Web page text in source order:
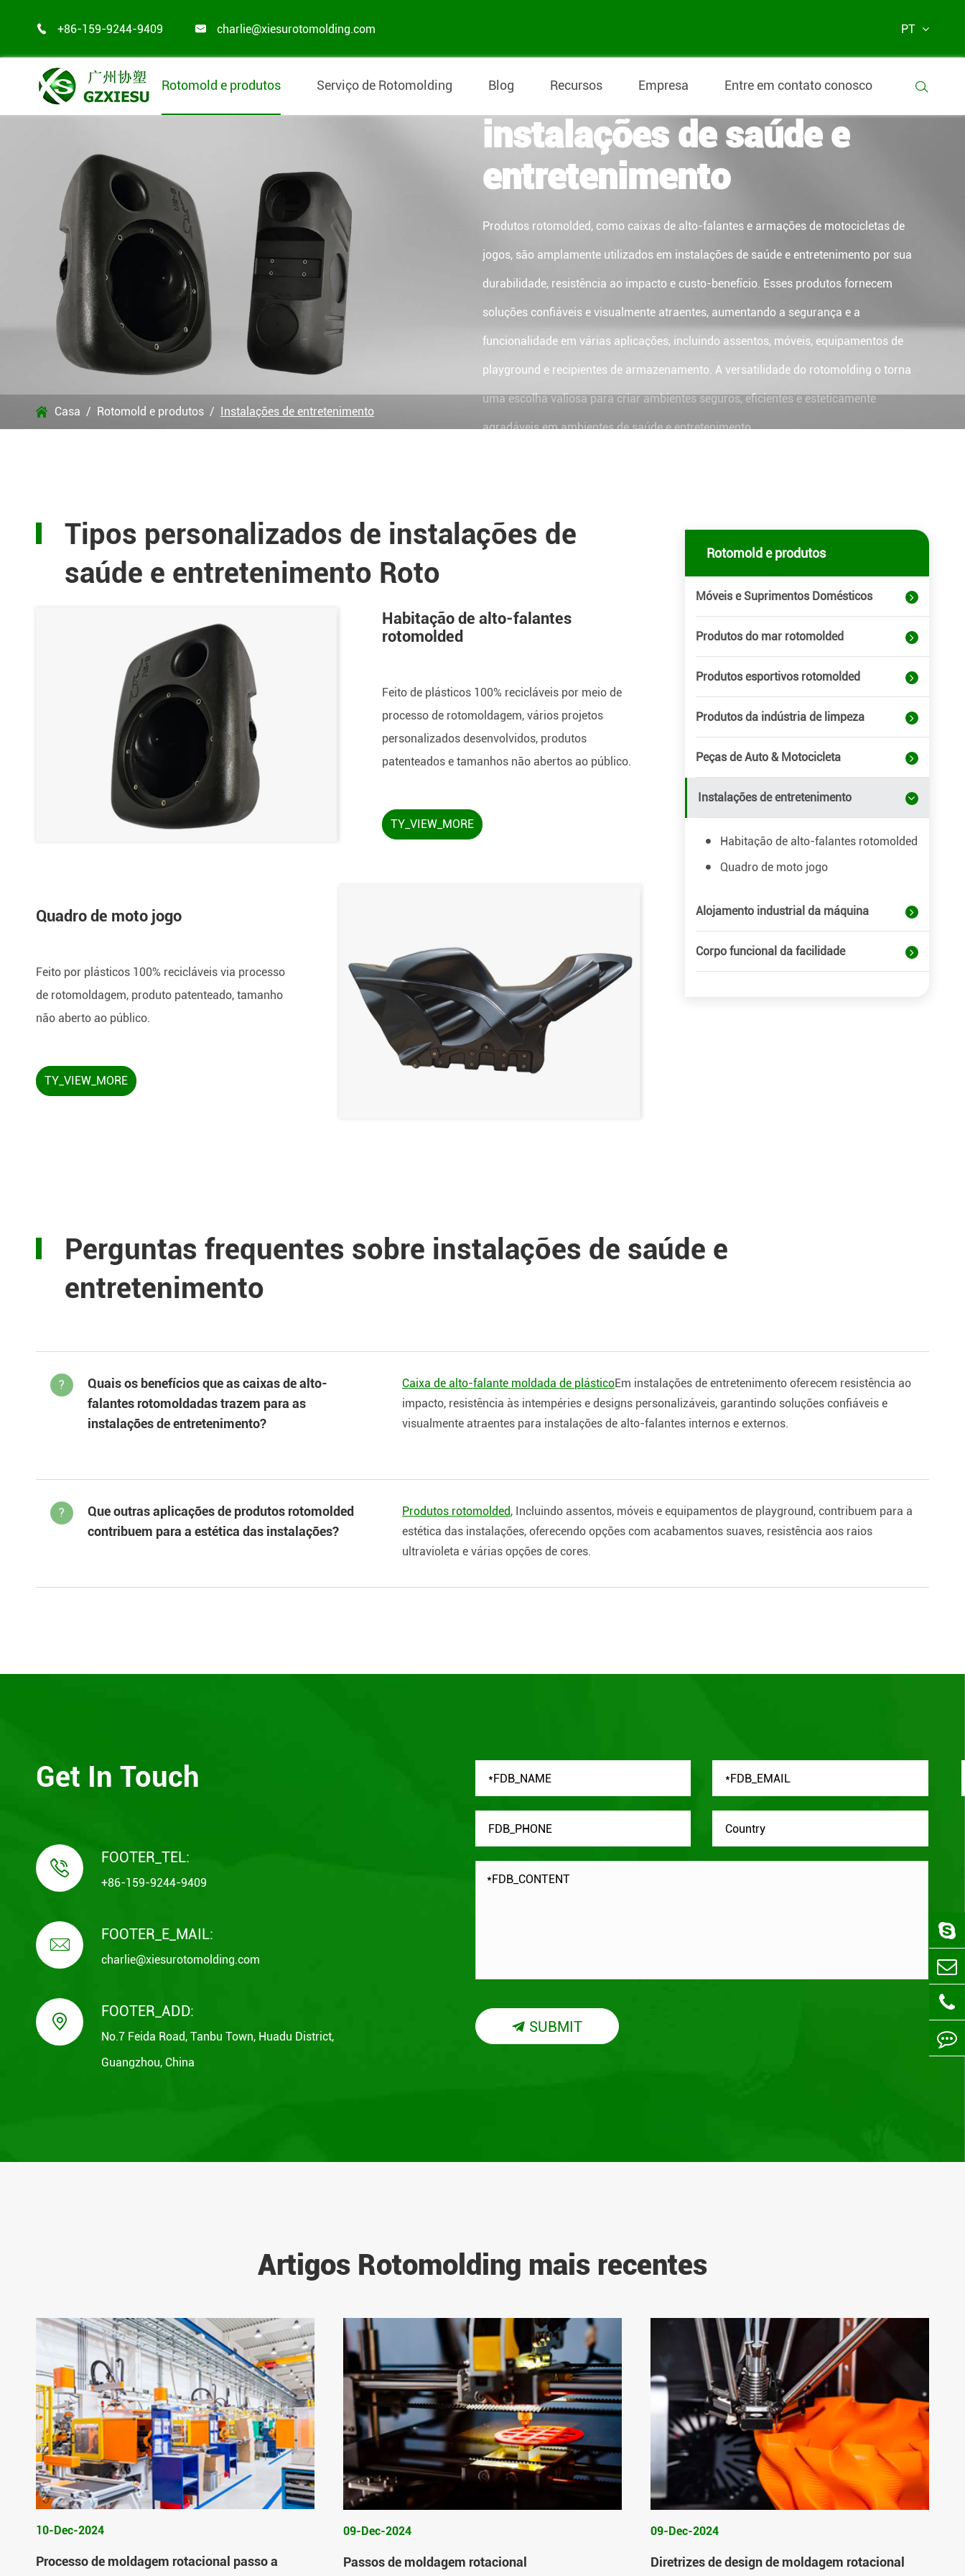
 +86-159-9244-9409  charlie@xiesurotomolding.com PT
Rotomold e produtos Serviço de Rotomolding Blog Recursos Empresa Entre em contato conosco 
Produtos rotomoldados em
instalações de saúde e
entretenimento
Produtos rotomolded, como caixas de alto-falantes e armações de motocicletas de
jogos, são amplamente utilizados em instalações de saúde e entretenimento por sua
durabilidade, resistência ao impacto e custo-benefício. Esses produtos fornecem
soluções confiáveis e visualmente atraentes, aumentando a segurança e a
funcionalidade em várias aplicações, incluindo assentos, móveis, equipamentos de
playground e recipientes de armazenamento. A versatilidade do rotomolding o torna
uma escolha valiosa para criar ambientes seguros, eficientes e esteticamente
agradáveis em ambientes de saúde e entretenimento.
 Casa Rotomold e produtos Instalações de entretenimento
Tipos personalizados de instalações de
saúde e entretenimento Roto
Habitação de alto-falantes
rotomolded
Feito de plásticos 100% recicláveis por meio de
processo de rotomoldagem, vários projetos
personalizados desenvolvidos, produtos
patenteados e tamanhos não abertos ao público.
TY_VIEW_MORE
Quadro de moto jogo
Feito por plásticos 100% recicláveis via processo
de rotomoldagem, produto patenteado, tamanho
não aberto ao público.
TY_VIEW_MORE
Rotomold e produtos
Móveis e Suprimentos Domésticos
Produtos do mar rotomolded
Produtos esportivos rotomolded
Produtos da indústria de limpeza
Peças de Auto & Motocicleta
Instalações de entretenimento
Habitação de alto-falantes rotomolded
Quadro de moto jogo
Alojamento industrial da máquina
Corpo funcional da facilidade
Perguntas frequentes sobre instalações de saúde e
entretenimento
?
Quais os benefícios que as caixas de alto-
falantes rotomoldadas trazem para as
instalações de entretenimento?
Caixa de alto-falante moldada de plásticoEm instalações de entretenimento oferecem resistência ao
impacto, resistência às intempéries e designs personalizáveis, garantindo soluções confiáveis e
visualmente atraentes para instalações de alto-falantes internos e externos.
?
Que outras aplicações de produtos rotomolded
contribuem para a estética das instalações?
Produtos rotomolded, Incluindo assentos, móveis e equipamentos de playground, contribuem para a
estética das instalações, oferecendo opções com acabamentos suaves, resistência aos raios
ultravioleta e várias opções de cores.
Get In Touch
 FOOTER_TEL:
+86-159-9244-9409
 FOOTER_E_MAIL:
charlie@xiesurotomolding.com
 FOOTER_ADD:
No.7 Feida Road, Tanbu Town, Huadu District,
Guangzhou, China
 SUBMIT
Artigos Rotomolding mais recentes
10-Dec-2024
Processo de moldagem rotacional passo a
09-Dec-2024
Passos de moldagem rotacional
09-Dec-2024
Diretrizes de design de moldagem rotacional